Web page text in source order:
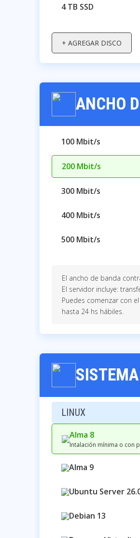
4 TB SSD
+ AGREGAR DISCO
ANCHO
100 Mbit/s
200 Mbit/s
300 Mbit/s
400 Mbit/s
500 Mbit/s
El ancho de banda
El servidor incluye:
Puedes comenzar con
hasta 24 hs hábiles.
LINUX
Alma 8
Intalación mínima o con
Alma 9
Ubuntu Server
Debian 13